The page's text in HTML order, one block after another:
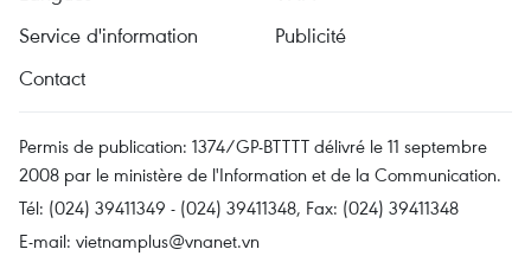
Service d'information
Publicité
Contact
Permis de publication: 1374/GP-BTTTT délivré le 11 septembre
2008 par le ministère de l'Information et de la Communication.
Tél: (024) 39411349 - (024) 39411348, Fax: (024) 39411348
E-mail: vietnamplus@vnanet.vn